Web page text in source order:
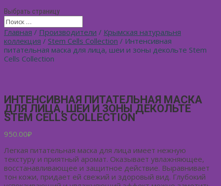
Выбрать страницу
Главная / Производители / Крымская натуральня
коллекция / Stem Cells Collection / Интенсивная
питательная маска для лица, шеи и зоны декольте Stem
Cells Collection
ИНТЕНСИВНАЯ ПИТАТЕЛЬНАЯ МАСКА
ДЛЯ ЛИЦА, ШЕИ И ЗОНЫ ДЕКОЛЬТЕ
STEM CELLS COLLECTION
950.00₽
Легкая питательная маска для лица имеет нежную
текстуру и приятный аромат. Оказывает увлажняющее,
восстанавливающее и защитное действие. Выравнивает
тон кожи, придает ей свежий и здоровый вид. Глубокий